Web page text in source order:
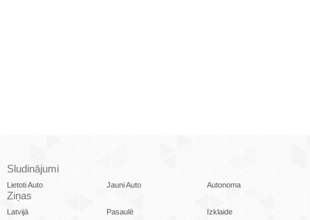
Sludinājumi
Lietoti Auto Jauni Auto Autonoma
Ziņas
Latvijā Pasaulē
Izklaide